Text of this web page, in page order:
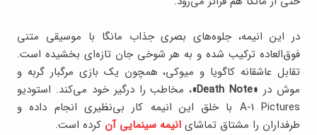
در این انیمه، جلوه‌های بصری جذاب مانگا با موسیقی متنی
فوق‌العاده ترکیب شده و به هر شوخی جان تازه‌ای بخشیده است.
تقابل عاشقانه کاگویا و میوکی، همچون یک بازی مرگبار گربه و
موش در «Death Note»
، مخاطب را درگیر خود می‌کند. استودیو
A-1 Pictures با خلق این انیمه کار بی‌نظیری انجام داده و
طرفداران را مشتاق تماشای انیمه سینمایی آن کرده است.